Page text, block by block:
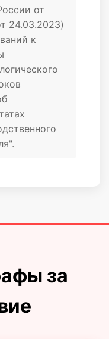
от
24.03.2023)
к
за